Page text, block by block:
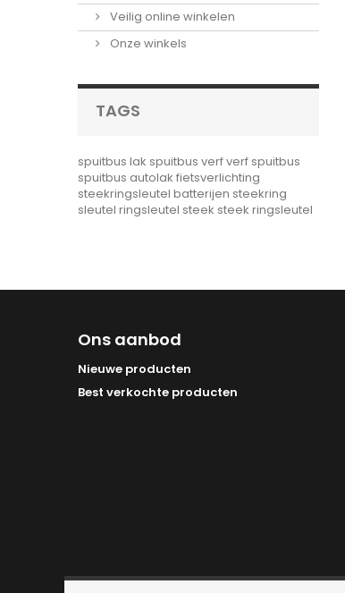
Veilig online winkelen
Onze winkels
TAGS
spuitbus lak spuitbus verfverf spuitbus
spuitbus autolak fietsverlichting
steekringsleutel batterijen steekring
sleutel ringsleutel steek steek ringsleutel
Ons aanbod
Nieuwe producten
Best verkochte producten